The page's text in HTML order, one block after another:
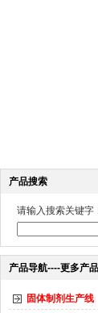
产品搜索
请输入搜索关键字
产品导航----更多产
固体制剂生产线